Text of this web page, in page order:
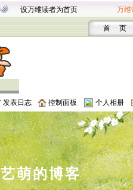
设万维读者为首页 万维
首 页
发表日志 控制面板 个人相册
艺萌的博客